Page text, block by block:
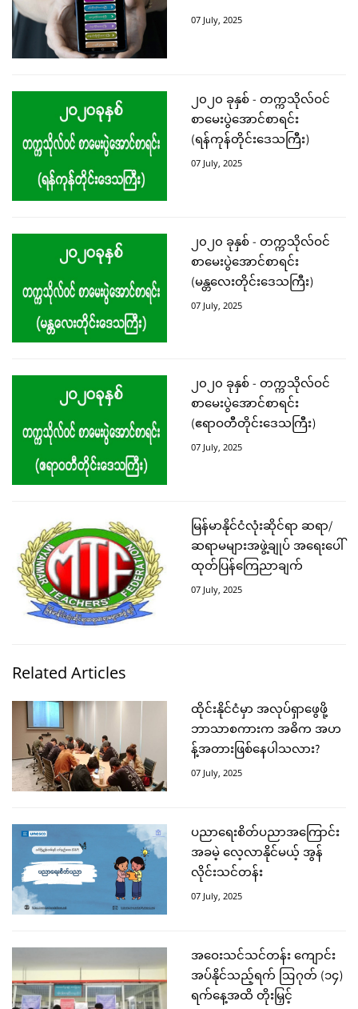
07 July, 2025
၂၀၂၀ ခုနှစ် - တက္ကသိုလ်ဝင်
စာမေးပွဲအောင်စာရင်း
(ရန်ကုန်တိုင်းဒေသကြီး)
07 July, 2025
၂၀၂၀ ခုနှစ် - တက္ကသိုလ်ဝင်
စာမေးပွဲအောင်စာရင်း
(မန္တလေးတိုင်းဒေသကြီး)
07 July, 2025
၂၀၂၀ ခုနှစ် - တက္ကသိုလ်ဝင်
စာမေးပွဲအောင်စာရင်း
(ဧရာဝတီတိုင်းဒေသကြီး)
07 July, 2025
မြန်မာနိုင်ငံလုံးဆိုင်ရာ ဆရာ/
ဆရာမများအဖွဲ့ချုပ် အရေးပေါ်
ထုတ်ပြန်ကြေညာချက်
07 July, 2025
Related Articles
ထိုင်းနိုင်ငံမှာ အလုပ်ရှာဖွေဖို့
ဘာသာစကားက အဓိက အဟ
န့်အတားဖြစ်နေပါသလား?
07 July, 2025
ပညာရေးစိတ်ပညာအကြောင်း
အခမဲ့ လေ့လာနိုင်မယ့် အွန်
လိုင်းသင်တန်း
07 July, 2025
အဝေးသင်သင်တန်း ကျောင်း
အပ်နိုင်သည့်ရက် ဩဂုတ် (၁၄)
ရက်နေ့အထိ တိုးမြှင့်